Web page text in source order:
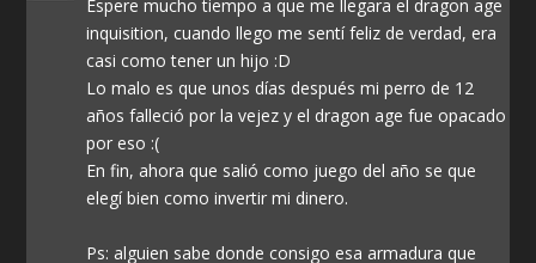
Espere mucho tiempo a que me llegara el dragon age
inquisition, cuando llego me sentí feliz de verdad, era
casi como tener un hijo :D
Lo malo es que unos días después mi perro de 12
años falleció por la vejez y el dragon age fue opacado
por eso :(
En fin, ahora que salió como juego del año se que
elegí bien como invertir mi dinero.
Ps: alguien sabe donde consigo esa armadura que